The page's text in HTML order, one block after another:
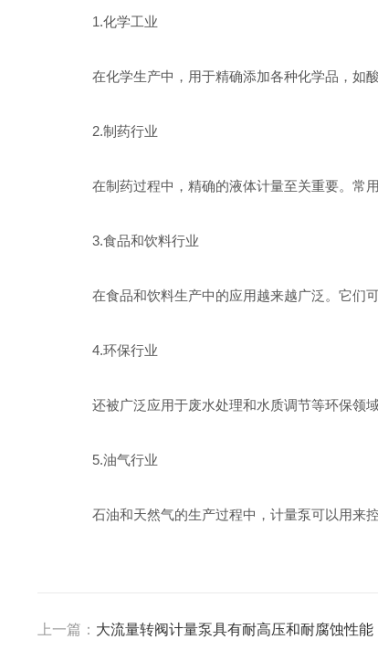
1.化学工业
在化学生产中，用于精确添加各种化学品，如酸
2.制药行业
在制药过程中，精确的液体计量至关重要。常用
3.食品和饮料行业
在食品和饮料生产中的应用越来越广泛。它们可
4.环保行业
还被广泛应用于废水处理和水质调节等环保领域
5.油气行业
石油和天然气的生产过程中，计量泵可以用来控
上一篇： 大流量转阀计量泵具有耐高压和耐腐蚀性能